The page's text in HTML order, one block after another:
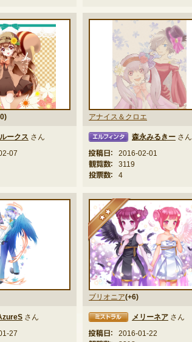
★★★
ークス さん
07
アナイス＆クロエ
エルフィンタ 森永みるきー さん
投稿日：
2016-02-01
観覧数：
3119
投票数：
4
さん
27
ブリオニア(+6)
★★
メリーネア さん
投稿日：
2016-01-22